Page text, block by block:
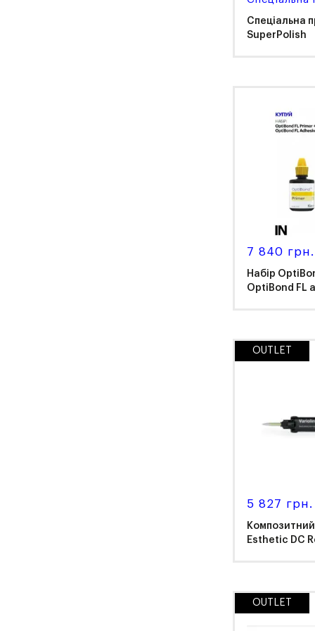
Спеціальна
SuperPolish
7 840 грн.
Набір
OptiBond FL
OUTLET
5 827 грн.
Esthetic DC
OUTLET